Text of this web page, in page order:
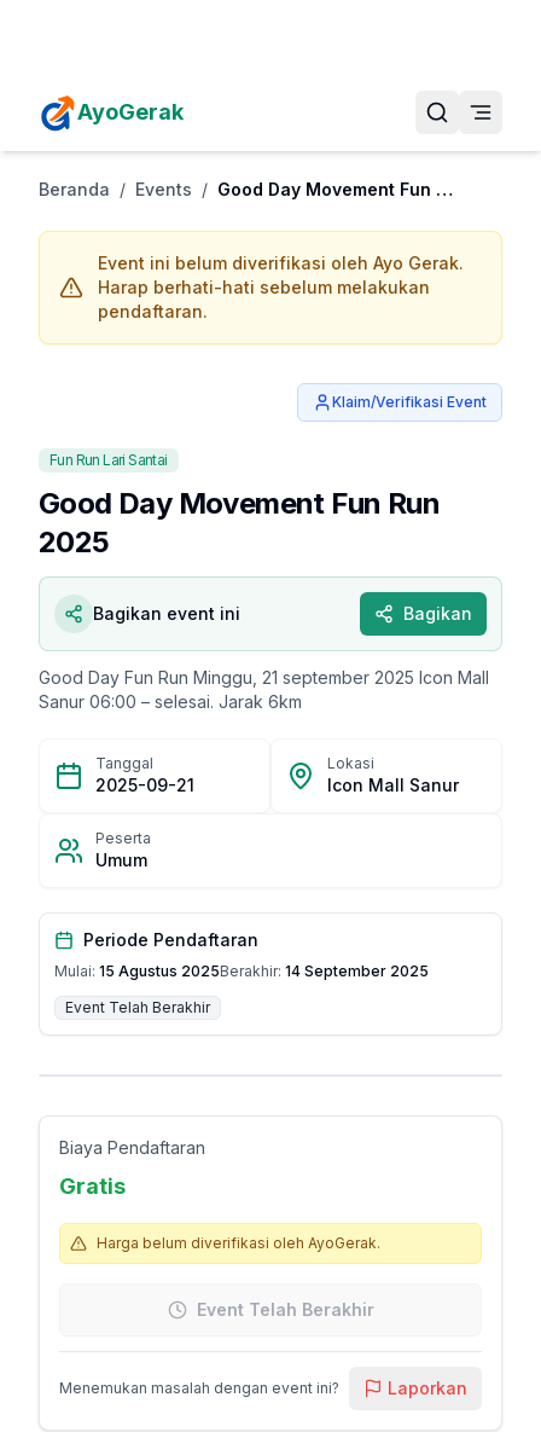
AyoGerak
Beranda / Events / Good Day Movement Fun Run 2025
Event ini belum diverifikasi oleh Ayo Gerak.
Harap berhati-hati sebelum melakukan
pendaftaran.
Klaim/Verifikasi Event
Fun Run Lari Santai
Good Day Movement Fun Run
2025
Bagikan event ini Bagikan
Good Day Fun Run Minggu, 21 september 2025 Icon Mall
Sanur 06:00 – selesai. Jarak 6km
Tanggal
2025-09-21
Lokasi
Icon Mall Sanur
Peserta
Umum
Periode Pendaftaran
Mulai: 15 Agustus 2025Berakhir: 14 September 2025
Event Telah Berakhir
Biaya Pendaftaran
Gratis
Harga belum diverifikasi oleh AyoGerak.
Event Telah Berakhir
Menemukan masalah dengan event ini? Laporkan